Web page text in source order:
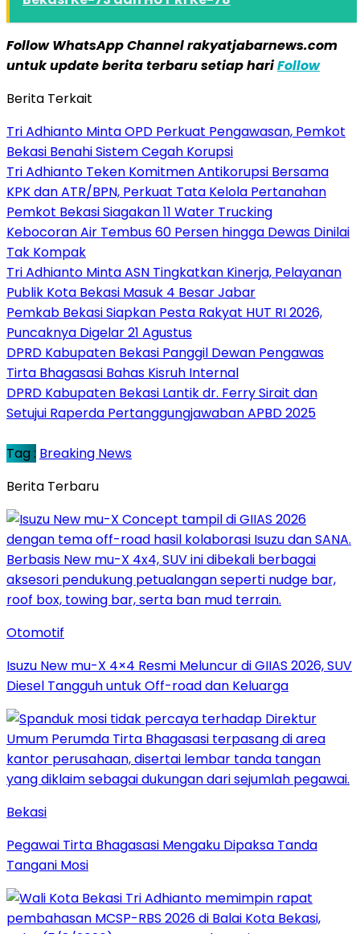
Follow WhatsApp Channel rakyatjabarnews.com
untuk update berita terbaru setiap hariFollow
Berita Terkait
Tri Adhianto Minta OPD Perkuat Pengawasan, Pemkot
Bekasi Benahi Sistem Cegah Korupsi
Tri Adhianto Teken Komitmen Antikorupsi Bersama
KPK dan ATR/BPN, Perkuat Tata Kelola Pertanahan
Pemkot Bekasi Siagakan 11 Water Trucking
Kebocoran Air Tembus 60 Persen hingga Dewas Dinilai
Tak Kompak
Tri Adhianto Minta ASN Tingkatkan Kinerja, Pelayanan
Publik Kota Bekasi Masuk 4 Besar Jabar
Pemkab Bekasi Siapkan Pesta Rakyat HUT RI 2026,
Puncaknya Digelar 21 Agustus
DPRD Kabupaten Bekasi Panggil Dewan Pengawas
Tirta Bhagasasi Bahas Kisruh Internal
DPRD Kabupaten Bekasi Lantik dr. Ferry Sirait dan
Setujui Raperda Pertanggungjawaban APBD 2025
Tag : Breaking News
Berita Terbaru
Otomotif
Isuzu New mu-X 4×4 Resmi Meluncur di GIIAS 2026, SUV
Diesel Tangguh untuk Off-road dan Keluarga
Bekasi
Pegawai Tirta Bhagasasi Mengaku Dipaksa Tanda
Tangani Mosi